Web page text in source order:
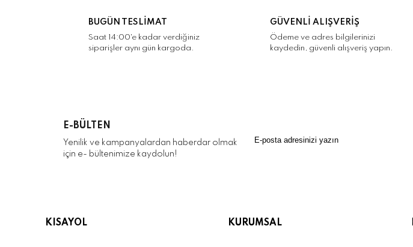
BUGÜN TESLİMAT
Saat 14:00'e kadar verdiğiniz
siparişler aynı gün kargoda.
GÜVENLİ ALIŞVERİŞ
Ödeme ve adres bilgilerinizi
kaydedin, güvenli alışveriş yapın.
E-BÜLTEN
Yenilik ve kampanyalardan haberdar olmak
için e- bültenimize kaydolun!
KISAYOL KURUMSAL